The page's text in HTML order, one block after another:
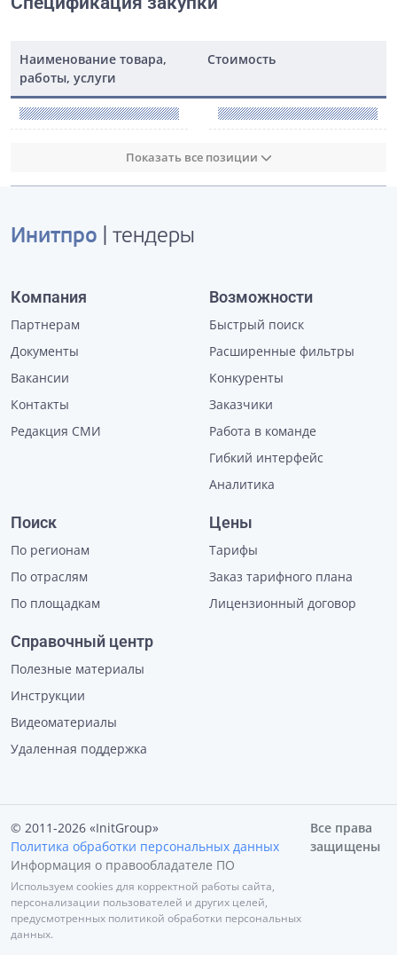
Наименование товара,
работы, услуги
Стоимость
Показать все позиции
Инитпро | тендеры
Компания
Партнерам
Документы
Вакансии
Контакты
Редакция СМИ
Возможности
Быстрый поиск
Расширенные фильтры
Конкуренты
Заказчики
Работа в команде
Гибкий интерфейс
Аналитика
Поиск
По регионам
По отраслям
По площадкам
Цены
Тарифы
Заказ тарифного плана
Лицензионный договор
Справочный центр
Полезные материалы
Инструкции
Видеоматериалы
Удаленная поддержка
© 2011-2026 «InitGroup»
Политика обработки персональных данных
Информация о правообладателе ПО
Используем cookies для корректной работы сайта,
персонализации пользователей и других целей,
предусмотренных политикой обработки персональных
данных.
Все права
защищены